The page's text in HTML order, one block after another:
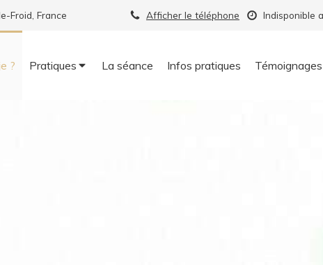
Froid, France Indisponible
Afficher le téléphone
? Pratiques La séance Infos pratiques Témoignages